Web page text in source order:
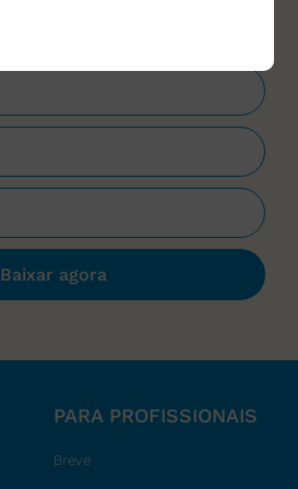
Baixar agora
PARA PROFISSIONAIS
Breve